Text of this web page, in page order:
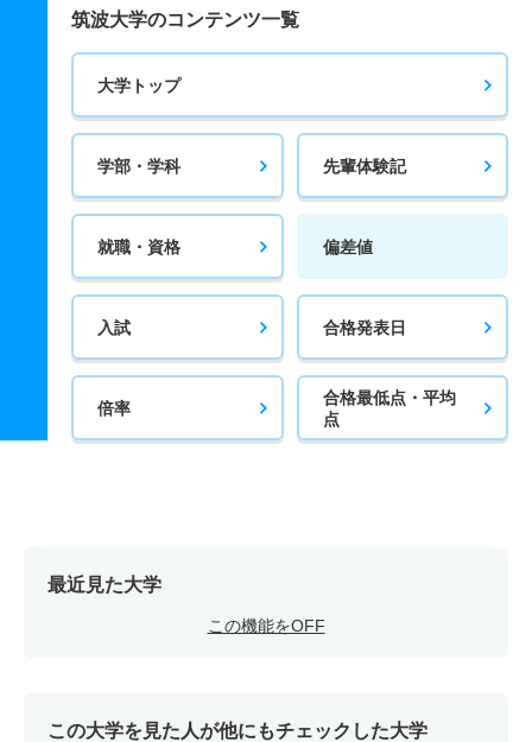
筑波大学のコンテンツ一覧
大学トップ
学部・学科 先輩体験記
就職・資格 偏差値
入試 合格発表日
倍率
合格最低点・平均
点
最近見た大学
この機能をOFF
この大学を見た人が他にもチェックした大学